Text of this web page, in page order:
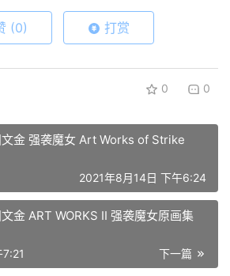
(0) 打赏
0 0
Art Works of Strike
2021年8月14日 下午6:24
金 ART WORKS II 强袭魔女原画集
下一篇